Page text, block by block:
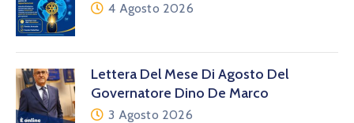
4 Agosto 2026
Lettera Del Mese Di Agosto Del
Governatore Dino De Marco
3 Agosto 2026